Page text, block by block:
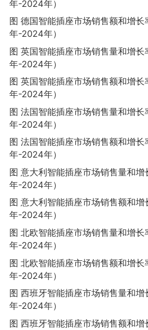
年-2024年）
图 德国智能插座市场销售额和增
年-2024年）
图 英国智能插座市场销售量和增
年-2024年）
图 英国智能插座市场销售额和增
年-2024年）
图 法国智能插座市场销售量和增
年-2024年）
图 法国智能插座市场销售额和增
年-2024年）
图 意大利智能插座市场销售量和
年-2024年）
图 意大利智能插座市场销售额和
年-2024年）
图 北欧智能插座市场销售量和增
年-2024年）
图 北欧智能插座市场销售额和增
年-2024年）
图 西班牙智能插座市场销售量和
年-2024年）
图 西班牙智能插座市场销售额和